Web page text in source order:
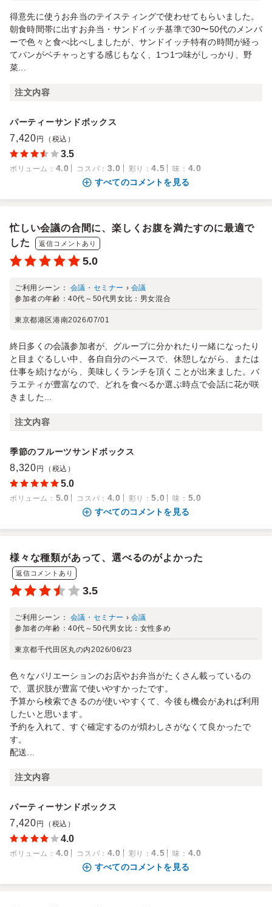
得意先に使うお弁当のテイスティングで使わせてもらいました。
朝食時間帯に出すお弁当・サンドイッチ基準で30〜50代のメンバ
ーで色々と食べ比べしましたが、サンドイッチ特有の時間が経っ
てパンがベチャっとする感じもなく、1つ1つ味がしっかり、野
菜...
注文内容
パーティーサンドボックス
7,420 円（税込）
3.5
ボリューム ： 4.0 コスパ ： 3.0 彩り ：4.5 味 ： 4.0
すべてのコメントを見る
忙しい会議の合間に、楽しくお腹を満たすのに最適で
した
返信コメントあり
5.0
ご利用シーン： 会議・セミナー › 会議
参加者の年齢：40代～50代男女比： 男女混合
東京都港区港南2026/07/01
終日多くの会議参加者が、グループに分かれたり一緒になったり
と目まぐるしい中、各自自分のペースで、休憩しながら、または
仕事を続けながら、美味しくランチを頂くことが出来ました。バ
ラエティが豊富なので、どれを食べるか選ぶ時点で会話に花が咲
きました...
注文内容
季節のフルーツサンドボックス
8,320 円（税込）
5.0
ボリューム ： 5.0 コスパ ： 4.0 彩り ：5.0 味 ： 5.0
すべてのコメントを見る
様々な種類があって、選べるのがよかった
返信コメントあり
3.5
ご利用シーン： 会議・セミナー › 会議
参加者の年齢：40代～50代男女比： 女性多め
東京都千代田区丸の内2026/06/23
色々なバリエーションのお店やお弁当がたくさん載っているの
で、選択肢が豊富で使いやすかったです。
予算から検索できるのが使いやすくて、今後も機会があれば利用
したいと思います。
予約を入れて、すぐ確定するのが煩わしさがなくて良かったで
す。
配送...
注文内容
パーティーサンドボックス
7,420 円（税込）
4.0
ボリューム ： 4.0 コスパ ： 4.0 彩り ：4.5 味 ： 4.0
すべてのコメントを見る